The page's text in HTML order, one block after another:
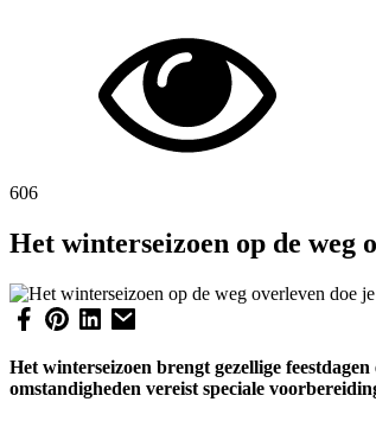
606
Het winterseizoen op de weg
Het winterseizoen brengt gezellige
omstandigheden vereist speciale